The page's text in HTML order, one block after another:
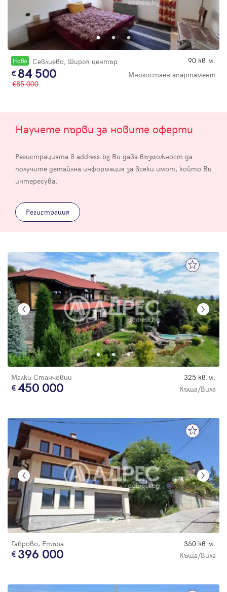
Новo Севлиево, Широк център 90 кв.м.
84 500
Многостаен апартамент
85 000
Научете първи за новите оферти
Регистрацията в address.bg Ви дава възможност да
получите детайлна информация за всеки имот, който Ви
интересува.
Регистрация
Малки Станчовци 325 кв.м.
450 000 Къща/Вила
Габрово, Етъра 360 кв.м.
396 000 Къща/Вила